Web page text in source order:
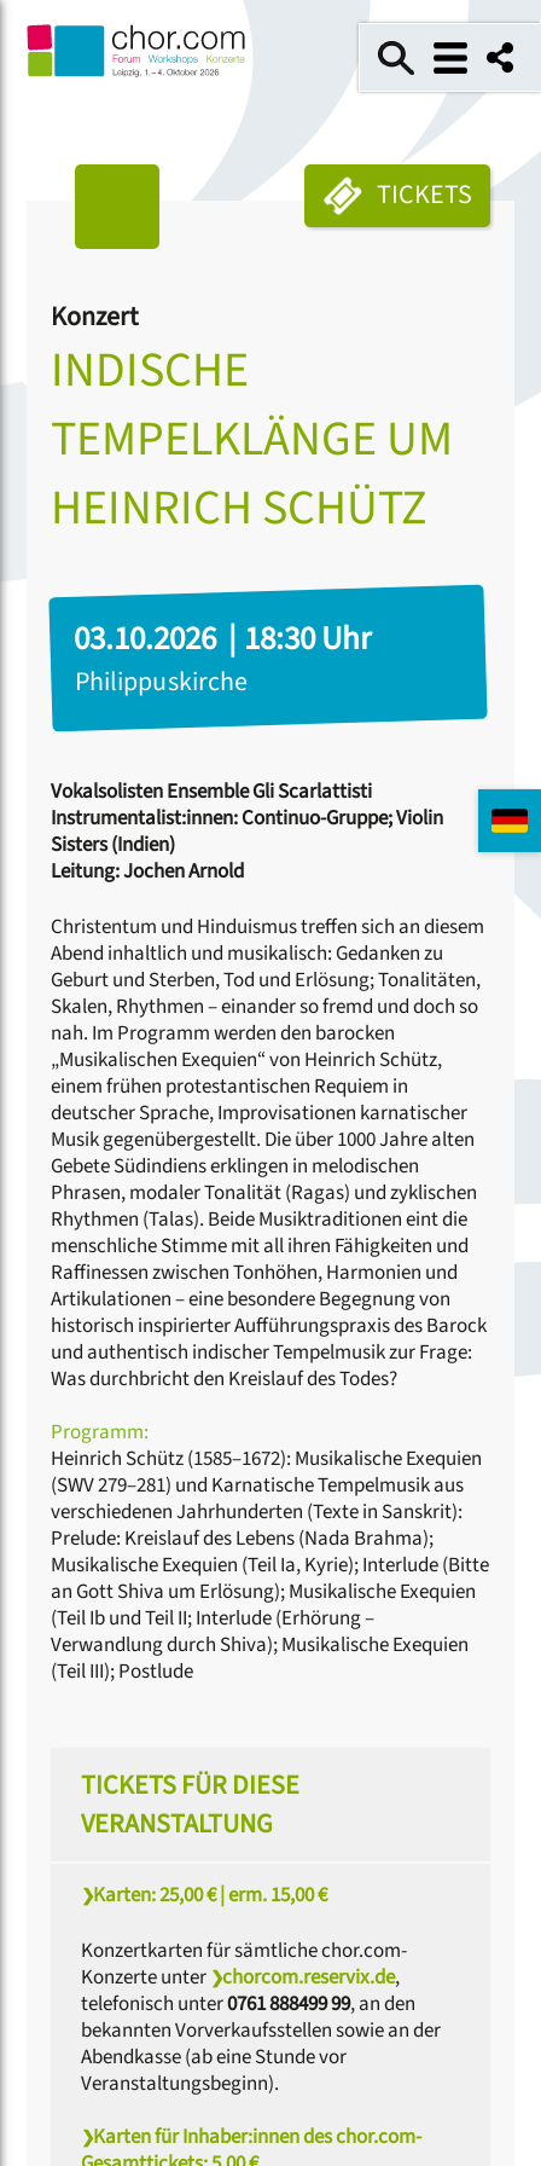
TICKETS
Konzert
INDISCHE
TEMPELKLÄNGE UM
HEINRICH SCHÜTZ
03.10.2026 | 18:30 Uhr
Philippuskirche
Vokalsolisten Ensemble Gli Scarlattisti
Instrumentalist:innen: Continuo-Gruppe; Violin
Sisters (Indien)
Leitung: Jochen Arnold
Christentum und Hinduismus treffen sich an diesem
Abend inhaltlich und musikalisch: Gedanken zu
Geburt und Sterben, Tod und Erlösung; Tonalitäten,
Skalen, Rhythmen – einander so fremd und doch so
nah. Im Programm werden den barocken
„Musikalischen Exequien“ von Heinrich Schütz,
einem frühen protestantischen Requiem in
deutscher Sprache, Improvisationen karnatischer
Musik gegenübergestellt. Die über 1000 Jahre alten
Gebete Südindiens erklingen in melodischen
Phrasen, modaler Tonalität (Ragas) und zyklischen
Rhythmen (Talas). Beide Musiktraditionen eint die
menschliche Stimme mit all ihren Fähigkeiten und
Raffinessen zwischen Tonhöhen, Harmonien und
Artikulationen – eine besondere Begegnung von
historisch inspirierter Aufführungspraxis des Barock
und authentisch indischer Tempelmusik zur Frage:
Was durchbricht den Kreislauf des Todes?
Programm:
Heinrich Schütz (1585–1672): Musikalische Exequien
(SWV 279–281) und Karnatische Tempelmusik aus
verschiedenen Jahrhunderten (Texte in Sanskrit):
Prelude: Kreislauf des Lebens (Nada Brahma);
Musikalische Exequien (Teil Ia, Kyrie); Interlude (Bitte
an Gott Shiva um Erlösung); Musikalische Exequien
(Teil Ib und Teil II; Interlude (Erhörung –
Verwandlung durch Shiva); Musikalische Exequien
(Teil III); Postlude
TICKETS FÜR DIESE
VERANSTALTUNG
Karten: 25,00 € | erm. 15,00 €
Konzertkarten für sämtliche chor.com-
Konzerte unter chorcom.reservix.de,
telefonisch unter0761 888499 99, an den
bekannten Vorverkaufsstellen sowie an der
Abendkasse (ab eine Stunde vor
Veranstaltungsbeginn).
Karten für Inhaber:innen des chor.com-